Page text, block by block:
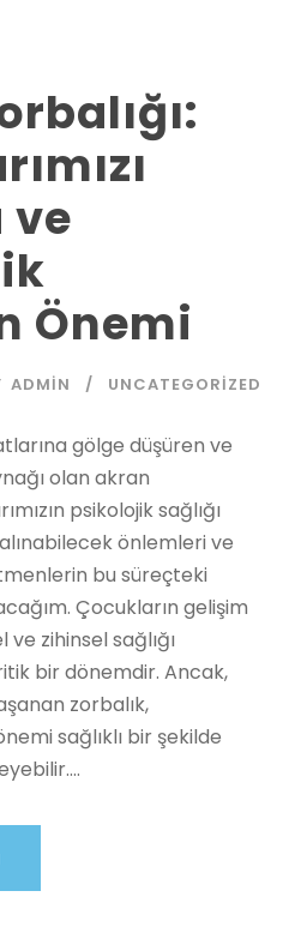
ve
Önemi
ADMIN UNCATEGORIZED
gölge düşüren ve
olan akran
psikolojik sağlığı
önlemleri ve
bu süreçteki
Çocukların gelişim
ve zihinsel sağlığı
bir dönemdir. Ancak,
zorbalık,
sağlıklı bir şekilde